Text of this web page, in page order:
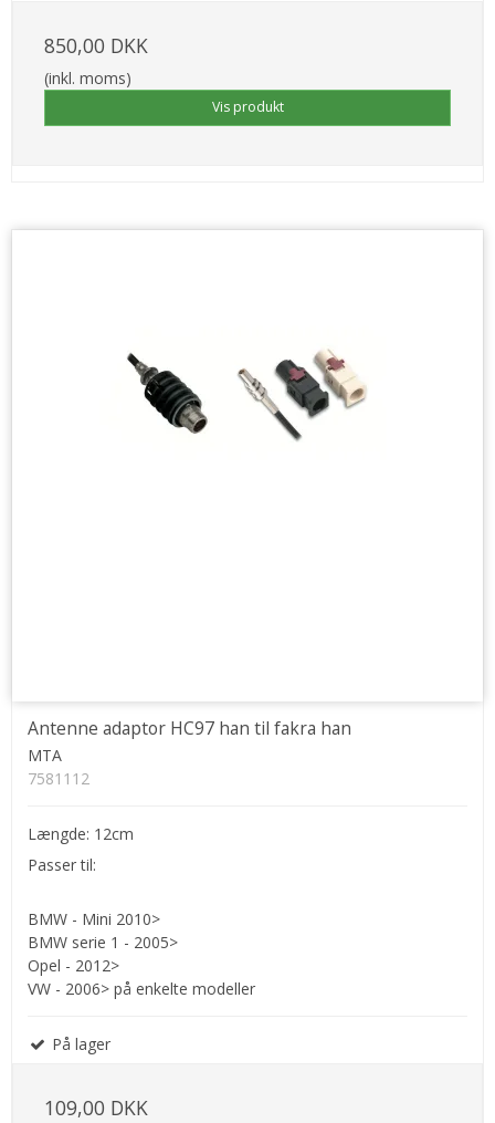
850,00 DKK
(inkl. moms)
Vis produkt
Antenne adaptor HC97 han til fakra han
MTA
7581112
Længde: 12cm
Passer til:
BMW - Mini 2010>
BMW serie 1 - 2005>
Opel - 2012>
VW - 2006> på enkelte modeller
På lager
109,00 DKK